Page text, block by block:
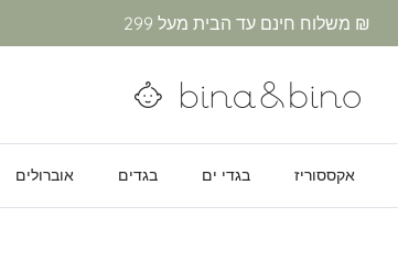
משלוח חינם עד הבית מעל 299 ₪
אוברולים בגדים בגדי ים אקססוריז